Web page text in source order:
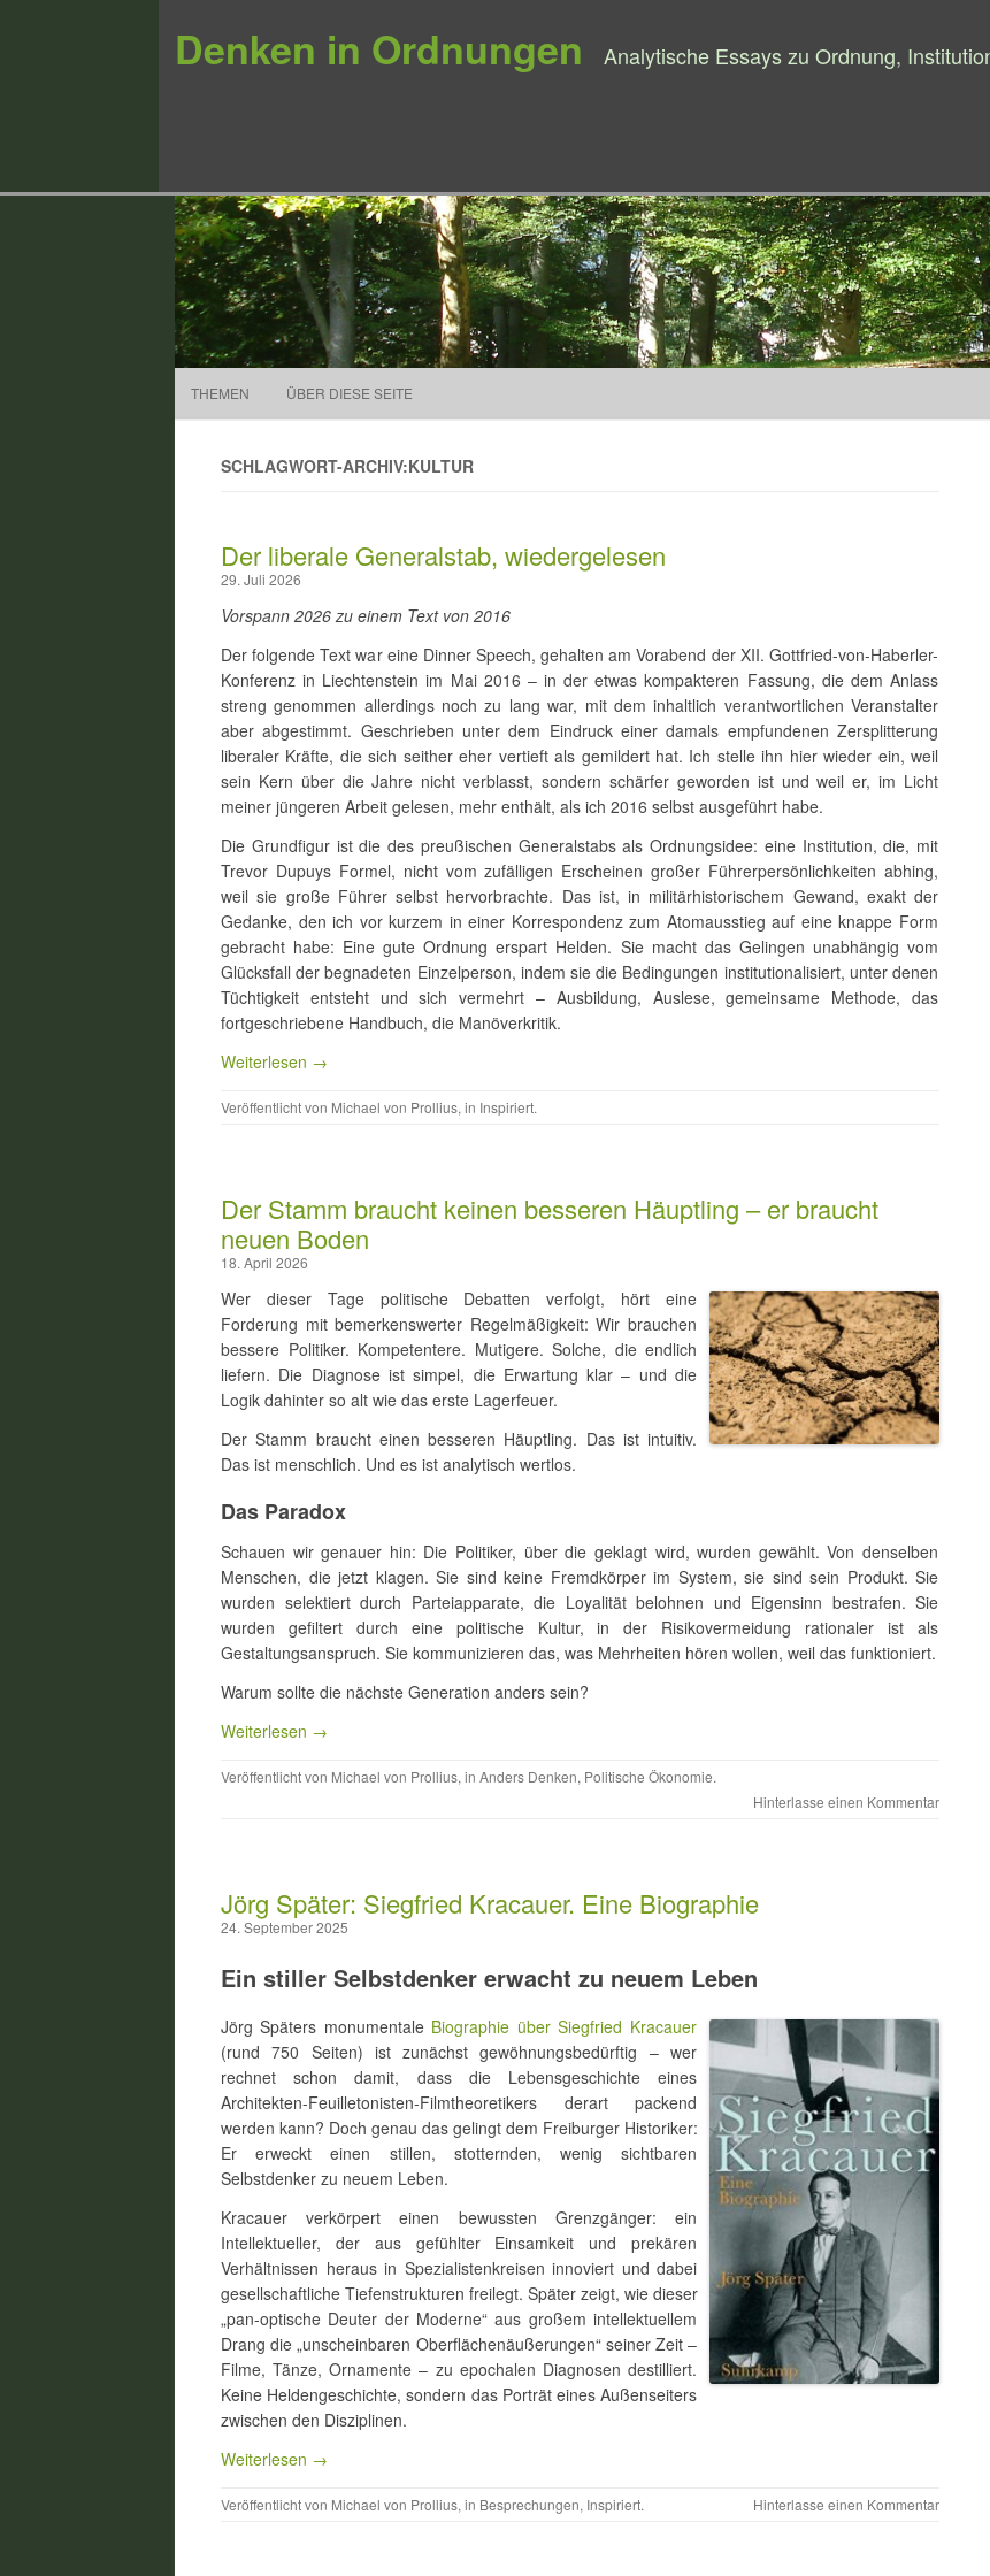
Denken in Ordnungen Analytische Essays zu Ordnung,
THEMEN ÜBER DIESE SEITE
SCHLAGWORT-ARCHIV:KULTUR
Der liberale Generalstab, wiedergelesen
29. Juli 2026
Vorspann 2026 zu einem Text von 2016
Der folgende Text war eine Dinner Speech, gehalten am Vorabend der XII. Gottfried-von-Haberler-
Konferenz in Liechtenstein im Mai 2016 – in der etwas kompakteren Fassung, die dem Anlass
streng genommen allerdings noch zu lang war, mit dem inhaltlich verantwortlichen Veranstalter
aber abgestimmt. Geschrieben unter dem Eindruck einer damals empfundenen Zersplitterung
liberaler Kräfte, die sich seither eher vertieft als gemildert hat. Ich stelle ihn hier wieder ein, weil
sein Kern über die Jahre nicht verblasst, sondern schärfer geworden ist und weil er, im Licht
meiner jüngeren Arbeit gelesen, mehr enthält, als ich 2016 selbst ausgeführt habe.
Die Grundfigur ist die des preußischen Generalstabs als Ordnungsidee: eine Institution, die, mit
Trevor Dupuys Formel, nicht vom zufälligen Erscheinen großer Führerpersönlichkeiten abhing,
weil sie große Führer selbst hervorbrachte. Das ist, in militärhistorischem Gewand, exakt der
Gedanke, den ich vor kurzem in einer Korrespondenz zum Atomausstieg auf eine knappe Form
gebracht habe: Eine gute Ordnung erspart Helden. Sie macht das Gelingen unabhängig vom
Glücksfall der begnadeten Einzelperson, indem sie die Bedingungen institutionalisiert, unter denen
Tüchtigkeit entsteht und sich vermehrt – Ausbildung, Auslese, gemeinsame Methode, das
fortgeschriebene Handbuch, die Manöverkritik.
Weiterlesen →
Veröffentlicht von Michael von Prollius, in Inspiriert.
Der Stamm braucht keinen besseren Häuptling – er braucht
neuen Boden
18. April 2026
Wer dieser Tage politische Debatten verfolgt, hört eine
Forderung mit bemerkenswerter Regelmäßigkeit: Wir brauchen
bessere Politiker. Kompetentere. Mutigere. Solche, die endlich
liefern. Die Diagnose ist simpel, die Erwartung klar – und die
Logik dahinter so alt wie das erste Lagerfeuer.
Der Stamm braucht einen besseren Häuptling. Das ist intuitiv.
Das ist menschlich. Und es ist analytisch wertlos.
Das Paradox
Schauen wir genauer hin: Die Politiker, über die geklagt wird, wurden gewählt. Von denselben
Menschen, die jetzt klagen. Sie sind keine Fremdkörper im System, sie sind sein Produkt. Sie
wurden selektiert durch Parteiapparate, die Loyalität belohnen und Eigensinn bestrafen. Sie
wurden gefiltert durch eine politische Kultur, in der Risikovermeidung rationaler ist als
Gestaltungsanspruch. Sie kommunizieren das, was Mehrheiten hören wollen, weil das funktioniert.
Warum sollte die nächste Generation anders sein?
Weiterlesen →
Veröffentlicht von Michael von Prollius, in Anders Denken, Politische Ökonomie.
Hinterlasse einen Kommentar
Jörg Später: Siegfried Kracauer. Eine Biographie
24. September 2025
Ein stiller Selbstdenker erwacht zu neuem Leben
Jörg Späters monumentale
(rund 750 Seiten) ist zunächst gewöhnungsbedürftig – wer
rechnet schon damit, dass die Lebensgeschichte eines
Architekten-Feuilletonisten-Filmtheoretikers derart packend
werden kann? Doch genau das gelingt dem Freiburger Historiker:
Er erweckt einen stillen, stotternden, wenig sichtbaren
Selbstdenker zu neuem Leben.
Kracauer verkörpert einen bewussten Grenzgänger: ein
Intellektueller, der aus gefühlter Einsamkeit und prekären
Verhältnissen heraus in Spezialistenkreisen innoviert und dabei
gesellschaftliche Tiefenstrukturen freilegt. Später zeigt, wie dieser
„pan-optische Deuter der Moderne“ aus großem intellektuellem
Drang die „unscheinbaren Oberflächenäußerungen“ seiner Zeit –
Filme, Tänze, Ornamente – zu epochalen Diagnosen destilliert.
Keine Heldengeschichte, sondern das Porträt eines Außenseiters
zwischen den Disziplinen.
Weiterlesen →
Veröffentlicht von Michael von Prollius, in Besprechungen, Inspiriert. Hinterlasse einen Kommentar